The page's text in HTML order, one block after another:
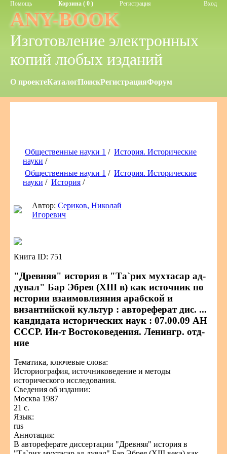
Помощь Корзина ( 0 ) Регистрация Вход
ANY-BOOK
Изготовление электронных
копий любых изданий
О проектеКаталогПоискРегистрацияФорум
Общественные науки 1 / История. Исторические
науки /
Общественные науки 1 / История. Исторические
науки / История /
Автор:Сериков, Николай
Игоревич
Книга ID: 751
"Древняя" история в "Та`рих мухтасар ад-
дувал" Бар Эбрея (XIII в) как источник по
истории взаимовлияния арабской и
византийской культур : автореферат дис. ...
кандидата исторических наук : 07.00.09 АН
СССР. Ин-т Востоковедения. Ленингр. отд-
ние
Тематика, ключевые слова:
Историография, источниковедение и методы
исторического исследования.
Сведения об издании:
Москва 1987
21 с.
Язык:
rus
Аннотация:
В автореферате диссертации "Древняя" история в